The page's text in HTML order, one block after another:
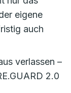
eigene
auch
verlassen –
2.0